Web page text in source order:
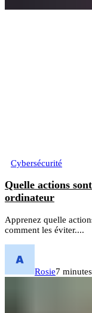
Cybersécurité
Quelle actions
ordinateur
Apprenez quelle
comment les éviter....
Rosie7